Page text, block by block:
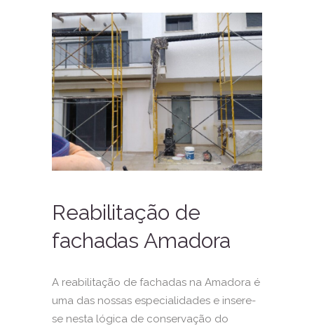
Reabilitação de
fachadas Amadora
A reabilitação de fachadas na Amadora é
uma das nossas especialidades e insere-
se nesta lógica de conservação do